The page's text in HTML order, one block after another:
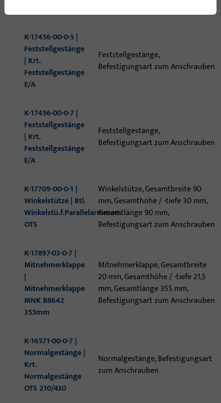
K-17456-00-0-5 |
Feststellgestänge
| Krt.
Feststellgestänge
E/A
Feststellgestänge,
Befestigungsart zum Anschrauben
K-17456-00-0-7 |
Feststellgestänge
| Krt.
Feststellgestänge
E/A
Feststellgestänge,
Befestigungsart zum Anschrauben
K-17709-00-0-1 |
Winkelstütze | Btl.
Winkelstü.f.Parallelarmmon.
OTS
Winkelstütze, Gesamtbreite 90
mm, Gesamthöhe / -tiefe 30 mm,
Gesamtlänge 90 mm,
Befestigungsart zum Anschrauben
K-17897-03-0-7 |
Mitnehmerklappe
|
Mitnehmerklappe
MNK B8642
355mm
Mitnehmerklappe, Gesamtbreite
20 mm, Gesamthöhe / -tiefe 21,5
mm, Gesamtlänge 355 mm,
Befestigungsart zum Anschrauben
K-16571-00-0-7 |
Normalgestänge |
Krt.
Normalgestänge
OTS 210/430
Normalgestänge, Befestigungsart
zum Anschrauben